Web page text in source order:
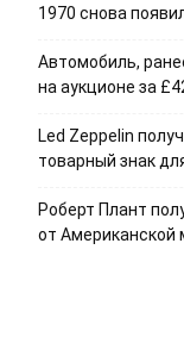
1970 снова
Автомобиль,
на аукционе за
Led Zeppelin
товарный знак
Роберт Плант
от Американской